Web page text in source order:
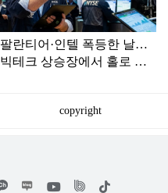
팔란티어·인텔 폭등한 날…
빅테크 상승장에서 홀로 삐
copyright
위
틱